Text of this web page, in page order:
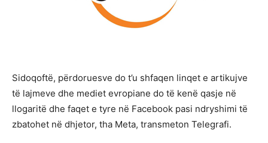
Sidoqoftë, përdoruesve do t’u shfaqen linqet e artikujve
të lajmeve dhe mediet evropiane do të kenë qasje në
llogaritë dhe faqet e tyre në Facebook pasi ndryshimi të
zbatohet në dhjetor, tha Meta, transmeton Telegrafi.